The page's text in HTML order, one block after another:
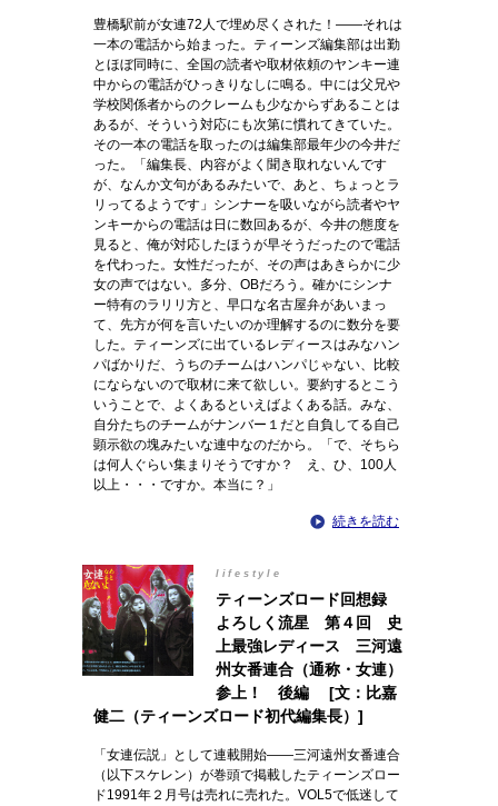
豊橋駅前が女連72人で埋め尽くされた！――それは
一本の電話から始まった。ティーンズ編集部は出勤
とほぼ同時に、全国の読者や取材依頼のヤンキー連
中からの電話がひっきりなしに鳴る。中には父兄や
学校関係者からのクレームも少なからずあることは
あるが、そういう対応にも次第に慣れてきていた。
その一本の電話を取ったのは編集部最年少の今井だ
った。「編集長、内容がよく聞き取れないんです
が、なんか文句があるみたいで、あと、ちょっとラ
リってるようです」シンナーを吸いながら読者やヤ
ンキーからの電話は日に数回あるが、今井の態度を
見ると、俺が対応したほうが早そうだったので電話
を代わった。女性だったが、その声はあきらかに少
女の声ではない。多分、OBだろう。確かにシンナ
ー特有のラリリ方と、早口な名古屋弁があいまっ
て、先方が何を言いたいのか理解するのに数分を要
した。ティーンズに出ているレディースはみなハン
パばかりだ、うちのチームはハンパじゃない、比較
にならないので取材に来て欲しい。要約するとこう
いうことで、よくあるといえばよくある話。みな、
自分たちのチームがナンバー１だと自負してる自己
顕示欲の塊みたいな連中なのだから。「で、そちら
は何人ぐらい集まりそうですか？ え、ひ、100人
以上・・・ですか。本当に？」
続きを読む
lifestyle
ティーンズロード回想録
よろしく流星 第４回 史
上最強レディース 三河遠
州女番連合（通称・女連）
参上！ 後編 [文：比嘉
健二（ティーンズロード初代編集長）]
「女連伝説」として連載開始――三河遠州女番連合
（以下スケレン）が巻頭で掲載したティーンズロー
ド1991年２月号は売れに売れた。VOL5で低迷して